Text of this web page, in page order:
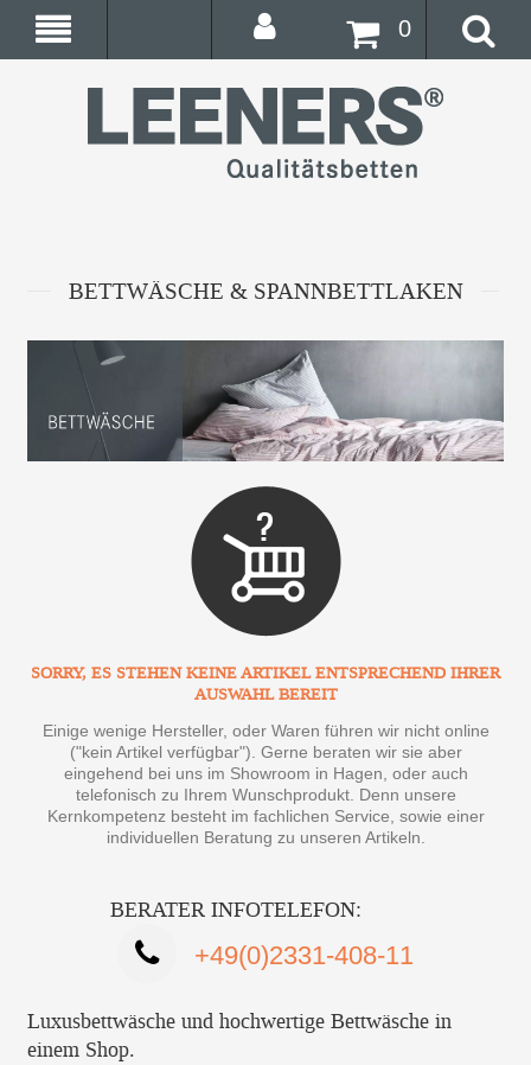
0
BETTWÄSCHE & SPANNBETTLAKEN
SORRY, ES STEHEN KEINE ARTIKEL ENTSPRECHEND IHRER
AUSWAHL BEREIT
Einige wenige Hersteller, oder Waren führen wir nicht online
("kein Artikel verfügbar"). Gerne beraten wir sie aber
eingehend bei uns im Showroom in Hagen, oder auch
telefonisch zu Ihrem Wunschprodukt. Denn unsere
Kernkompetenz besteht im fachlichen Service, sowie einer
individuellen Beratung zu unseren Artikeln.
BERATER INFOTELEFON:
+49(0)2331-408-11
Luxusbettwäsche und hochwertige Bettwäsche in
einem Shop.